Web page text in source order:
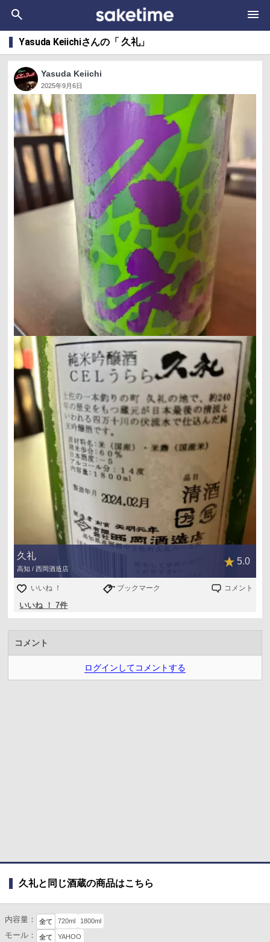
Yasuda Keiichiさんの「 久礼」
Yasuda Keiichi
2025年9月6日
久礼
高知 / 西岡酒造店
5.0
いいね ！ ブックマーク コメント
いいね ！ 7件
コメント
ログインしてコメントする
久礼と同じ酒蔵の商品はこちら
内容量： 全て 720ml 1800ml
モール： 全て YAHOO